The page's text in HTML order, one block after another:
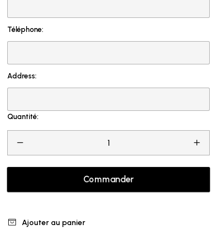
Téléphone:
Address:
Quantité:
Commander
Ajouter au panier